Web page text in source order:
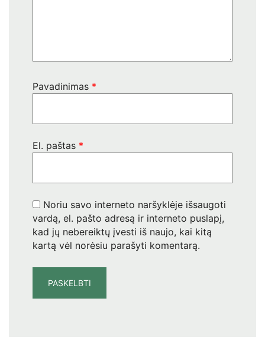
Pavadinimas *
El. paštas *
Noriu savo interneto naršyklėje išsaugoti
vardą, el. pašto adresą ir interneto puslapį,
kad jų nebereiktų įvesti iš naujo, kai kitą
kartą vėl norėsiu parašyti komentarą.